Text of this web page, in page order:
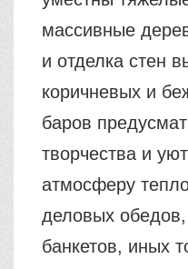
массивные
и отделка стен
коричневых и
баров
творчества и
атмосферу
деловых
банкетов, иных